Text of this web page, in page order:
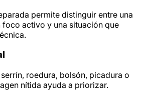
permite distinguir entre una
foco activo y una situación que
roedura, bolsón, picadura o
nítida ayuda a priorizar.